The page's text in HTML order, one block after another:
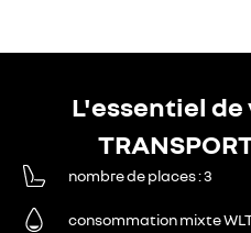
L'essentiel de
nombre de places 3
consommation mixte